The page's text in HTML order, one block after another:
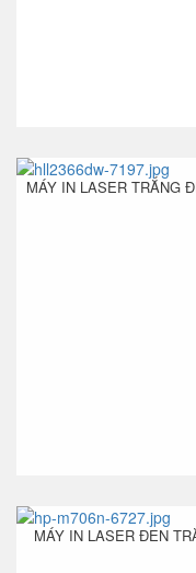
MÁY IN LASER TRẮNG
MÁY IN LASER ĐEN